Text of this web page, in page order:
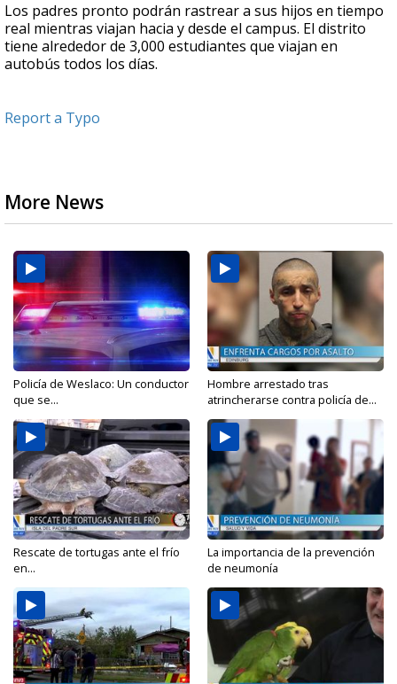
Los padres pronto podrán rastrear a sus hijos en tiempo
real mientras viajan hacia y desde el campus. El distrito
tiene alrededor de 3,000 estudiantes que viajan en
autobús todos los días.
Report a Typo
More News
Policía de Weslaco: Un conductor
que se...
Hombre arrestado tras
atrincherarse contra policía de...
Rescate de tortugas ante el frío
en...
La importancia de la prevención
de neumonía